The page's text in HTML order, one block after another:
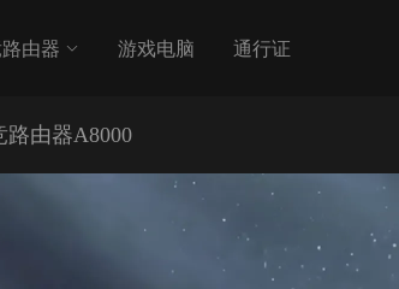
由器 游戏电脑 通行证
路由器A8000